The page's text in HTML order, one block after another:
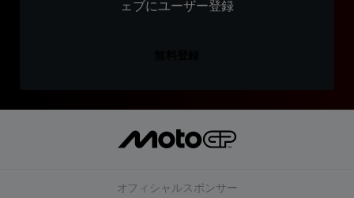
ェブにユーザー登録
オフィシャルスポンサー